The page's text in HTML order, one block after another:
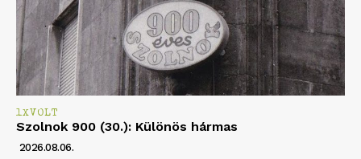
1XVOLT
Szolnok 900 (30.): Különös hármas
2026.08.06.